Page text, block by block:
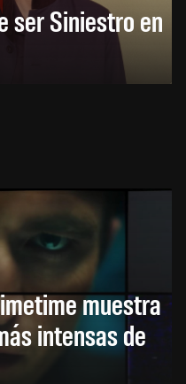
ser Siniestro en
muestra
intensas de